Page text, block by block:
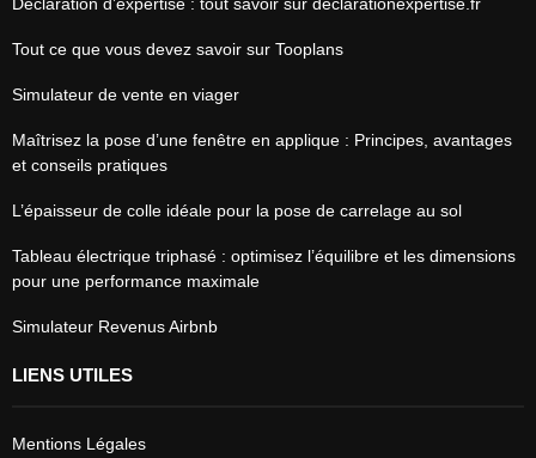
Déclaration d’expertise : tout savoir sur declarationexpertise.fr
Tout ce que vous devez savoir sur Tooplans
Simulateur de vente en viager
Maîtrisez la pose d’une fenêtre en applique : Principes, avantages
et conseils pratiques
L’épaisseur de colle idéale pour la pose de carrelage au sol
Tableau électrique triphasé : optimisez l’équilibre et les dimensions
pour une performance maximale
Simulateur Revenus Airbnb
LIENS UTILES
Mentions Légales